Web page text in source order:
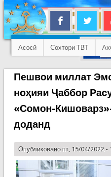
Асосӣ Сохтори ТВТ
Пешвои миллат
ноҳияи Ҷаббор
«Сомон-
доданд
Опубликовано пт, 15/04/2022 -